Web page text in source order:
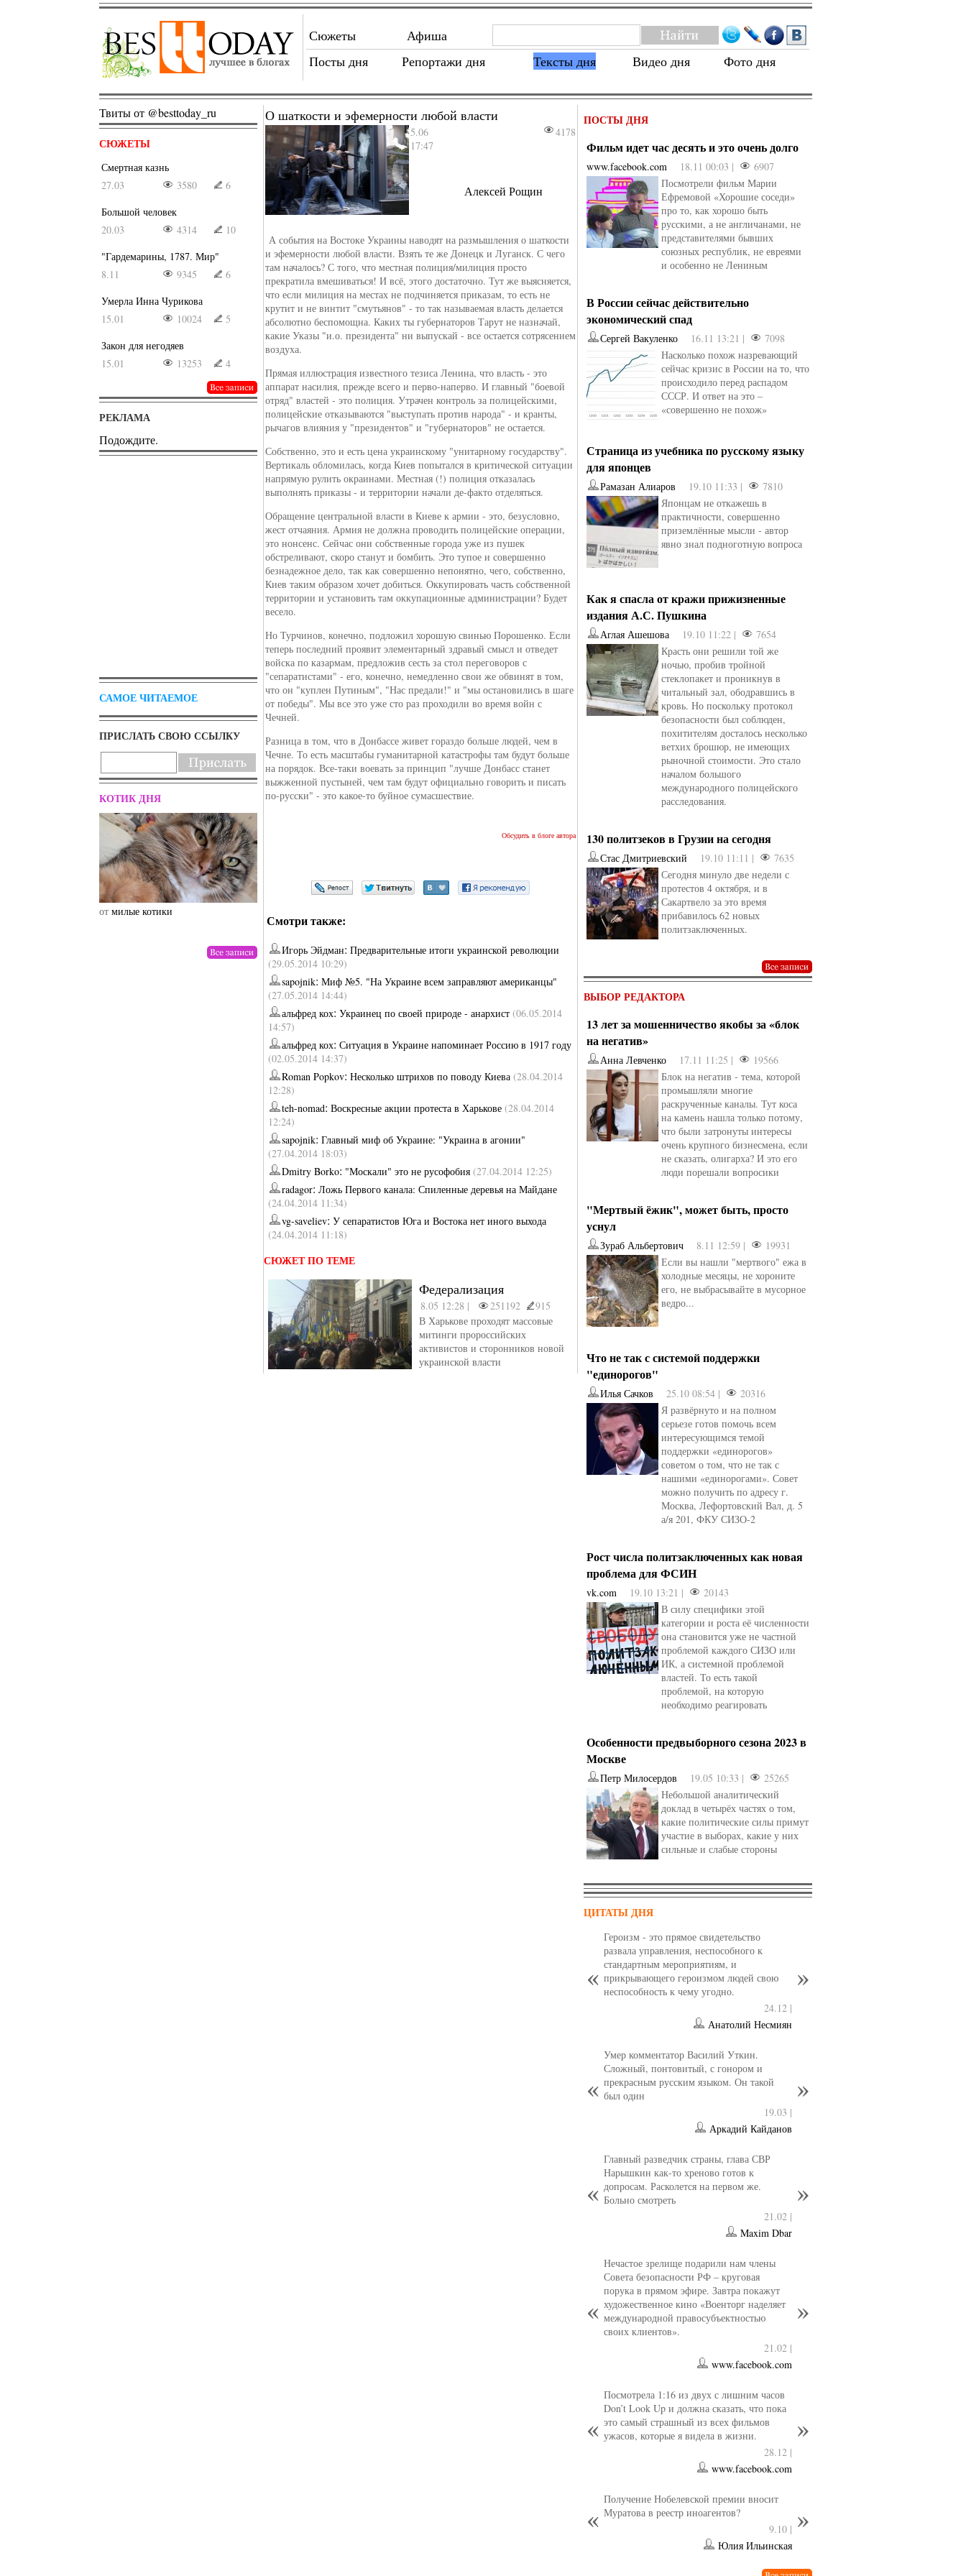
Сюжеты
Афиша
Посты дня
Репортажи дня Тексты дня Видео дня Фото дня
Твиты от @besttoday_ru
СЮЖЕТЫ
Смертная казнь
27.03
3580
6
Большой человек
20.03
4314
10
"Гардемарины, 1787. Мир"
8.11
9345
6
Умерла Инна Чурикова
15.01
10024
5
Закон для негодяев
15.01
13253 4
РЕКЛАМА
Подождите.
САМОЕ ЧИТАЕМОЕ
ПРИСЛАТЬ СВОЮ ССЫЛКУ
КОТИК ДНЯ
отмилые котики Ирина Иновели от kotyaravesel
О шаткости и эфемерности любой власти
5.06
17:47
4178
Алексей Рощин
А события на Востоке Украины наводят на размышления о шаткости
и эфемерности любой власти. Взять те же Донецк и Луганск. С чего
там началось? С того, что местная полиция/милиция просто
прекратила вмешиваться! И всё, этого достаточно. Тут же выясняется,
что если милиция на местах не подчиняется приказам, то есть не
крутит и не винтит "смутьянов" - то так называемая власть делается
абсолютно беспомощна. Каких ты губернаторов Тарут не назначай,
какие Указы "и.о. президента" ни выпускай - все остается сотрясением
воздуха.
Прямая иллюстрация известного тезиса Ленина, что власть - это
аппарат насилия, прежде всего и перво-наперво. И главный "боевой
отряд" властей - это полиция. Утрачен контроль за полицейскими,
полицейские отказываются "выступать против народа" - и кранты,
рычагов влияния у "президентов" и "губернаторов" не остается.
Собственно, это и есть цена украинскому "унитарному государству".
Вертикаль обломилась, когда Киев попытался в критической ситуации
напрямую рулить окраинами. Местная (!) полиция отказалась
выполнять приказы - и территории начали де-факто отделяться.
Обращение центральной власти в Киеве к армии - это, безусловно,
жест отчаяния. Армия не должна проводить полицейские операции,
это нонсенс. Сейчас они собственные города уже из пушек
обстреливают, скоро станут и бомбить. Это тупое и совершенно
безнадежное дело, так как совершенно непонятно, чего, собственно,
Киев таким образом хочет добиться. Оккупировать часть собственной
территории и установить там оккупационные администрации? Будет
весело.
Но Турчинов, конечно, подложил хорошую свинью Порошенко. Если
теперь последний проявит элементарный здравый смысл и отведет
войска по казармам, предложив сесть за стол переговоров с
"сепаратистами" - его, конечно, немедленно свои же обвинят в том,
что он "куплен Путиным", "Нас предали!" и "мы остановились в шаге
от победы". Мы все это уже сто раз проходили во время войн с
Чечней.
Разница в том, что в Донбассе живет гораздо больше людей, чем в
Чечне. То есть масштабы гуманитарной катастрофы там будут больше
на порядок. Все-таки воевать за принцип "лучше Донбасс станет
выжженной пустыней, чем там будут официально говорить и писать
по-русски" - это какое-то буйное сумасшествие.
Обсудить в блоге автора
Смотри также:
Игорь Эйдман:Предварительные итоги украинской революции
(29.05.2014 10:29)
sapojnik:Миф №5. "На Украине всем заправляют американцы"
(27.05.2014 14:44)
альфред кох:Украинец по своей природе - анархист(06.05.2014
14:57)
альфред кох:Ситуация в Украине напоминает Россию в 1917 году
(02.05.2014 14:37)
Roman Popkov:Несколько штрихов по поводу Киева(28.04.2014
12:28)
teh-nomad:Воскресные акции протеста в Харькове(28.04.2014
12:24)
sapojnik:Главный миф об Украине: "Украина в агонии"
(27.04.2014 18:03)
Dmitry Borko: "Москали" это не русофобия(27.04.2014 12:25)
radagor:Ложь Первого канала: Спиленные деревья на Майдане
(24.04.2014 11:34)
vg-saveliev:У сепаратистов Юга и Востока нет иного выхода
(24.04.2014 11:18)
СЮЖЕТ ПО ТЕМЕ
Федерализация
8.05 12:28 | 251192
915
В Харькове проходят массовые
митинги пророссийских
активистов и сторонников новой
украинской власти
ПОСТЫ ДНЯ
Фильм идет час десять и это очень долго
www.facebook.com 18.11 00:03 |
6907
Посмотрели фильм Марии
Ефремовой «Хорошие соседи»
про то, как хорошо быть
русскими, а не англичанами, не
представителями бывших
союзных республик, не евреями
и особенно не Лениным
В России сейчас действительно
экономический спад
Сергей Вакуленко 16.11 13:21 |
7098
Насколько похож назревающий
сейчас кризис в России на то, что
происходило перед распадом
СССР. И ответ на это –
«совершенно не похож»
Страница из учебника по русскому языку
для японцев
Рамазан Алиаров 19.10 11:33 |
7810
Японцам не откажешь в
практичности, совершенно
приземлённые мысли - автор
явно знал подноготную вопроса
Как я спасла от кражи прижизненные
издания А.С. Пушкина
Аглая Ашешова 19.10 11:22 |
7654
Красть они решили той же
ночью, пробив тройной
стеклопакет и проникнув в
читальный зал, ободравшись в
кровь. Но поскольку протокол
безопасности был соблюден,
похитителям досталось несколько
ветхих брошюр, не имеющих
рыночной стоимости. Это стало
началом большого
международного полицейского
расследования.
130 политзеков в Грузии на сегодня
Стас Дмитриевский 19.10 11:11 |
7635
Сегодня минуло две недели с
протестов 4 октября, и в
Сакартвело за это время
прибавилось 62 новых
политзаключенных.
ВЫБОР РЕДАКТОРА
13 лет за мошенничество якобы за «блок
на негатив»
Анна Левченко 17.11 11:25 |
19566
Блок на негатив - тема, которой
промышляли многие
раскрученные каналы. Тут коса
на камень нашла только потому,
что были затронуты интересы
очень крупного бизнесмена, если
не сказать, олигарха? И это его
люди порешали вопросики
"Мертвый ёжик", может быть, просто
уснул
Зураб Альбертович 8.11 12:59 |
19931
Если вы нашли "мертвого" ежа в
холодные месяцы, не хороните
его, не выбрасывайте в мусорное
ведро...
Что не так с системой поддержки
"единорогов"
Илья Сачков 25.10 08:54 |
20316
Я развёрнуто и на полном
серьезе готов помочь всем
интересующимся темой
поддержки «единорогов»
советом о том, что не так с
нашими «единорогами». Совет
можно получить по адресу г.
Москва, Лефортовский Вал, д. 5
а/я 201, ФКУ СИЗО-2
Рост числа политзаключенных как новая
проблема для ФСИН
vk.com 19.10 13:21 |
20143
В силу специфики этой
категории и роста её численности
она становится уже не частной
проблемой каждого СИЗО или
ИК, а системной проблемой
властей. То есть такой
проблемой, на которую
необходимо реагировать
Особенности предвыборного сезона 2023 в
Москве
Петр Милосердов 19.05 10:33 |
25265
Небольшой аналитический
доклад в четырёх частях о том,
какие политические силы примут
участие в выборах, какие у них
сильные и слабые стороны
ЦИТАТЫ ДНЯ
Героизм - это прямое свидетельство
развала управления, неспособного к
стандартным мероприятиям, и
прикрывающего героизмом людей свою
неспособность к чему угодно.
24.12 |
Анатолий Несмиян
Умер комментатор Василий Уткин.
Сложный, понтовитый, с гонором и
прекрасным русским языком. Он такой
был один
19.03 |
Аркадий Кайданов
Главный разведчик страны, глава СВР
Нарышкин как-то хреново готов к
допросам. Расколется на первом же.
Больно смотреть
21.02 |
Maxim Dbar
Нечастое зрелище подарили нам члены
Совета безопасности РФ – круговая
порука в прямом эфире. Завтра покажут
художественное кино «Военторг наделяет
международной правосубъектностью
своих клиентов».
21.02 |
www.facebook.com
Посмотрела 1:16 из двух с лишним часов
Don’t Look Up и должна сказать, что пока
это самый страшный из всех фильмов
ужасов, которые я видела в жизни.
28.12 |
www.facebook.com
Получение Нобелевской премии вносит
Муратова в реестр иноагентов?
9.10 |
Юлия Ильинская